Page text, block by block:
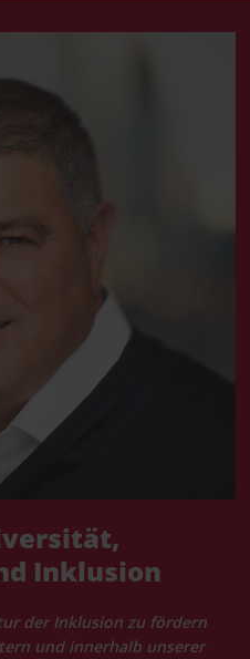
Inklusion
der Inklusion zu fördern
und innerhalb unserer